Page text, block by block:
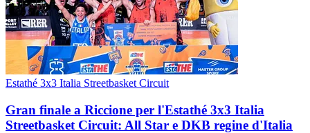
Estathé 3x3 Italia Streetbasket Circuit
Gran finale a Riccione per l'Estathé 3x3 Italia
Streetbasket Circuit: All Star e DKB regine d'Italia